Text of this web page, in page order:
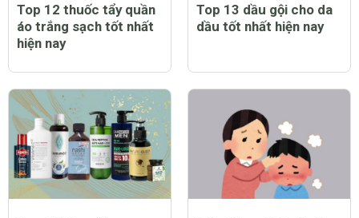
Top 12 thuốc tẩy quần
áo trắng sạch tốt nhất
hiện nay
Top 13 dầu gội cho da
dầu tốt nhất hiện nay